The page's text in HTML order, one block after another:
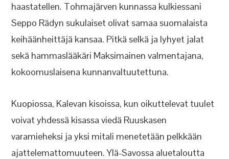
haastatellen. Tohmajärven kunnassa kulkiessani
Seppo Rädyn sukulaiset olivat samaa suomalaista
keihäänheittäjä kansaa. Pitkä selkä ja lyhyet jalat
sekä hammaslääkäri Maksimainen valmentajana,
kokoomuslaisena kunnanvaltuutettuna.
Kuopiossa, Kalevan kisoissa, kun oikuttelevat tuulet
voivat yhdessä kisassa viedä Ruuskasen
varamieheksi ja yksi mitali menetetään pelkkään
ajattelemattomuuteen. Ylä-Savossa aluetaloutta